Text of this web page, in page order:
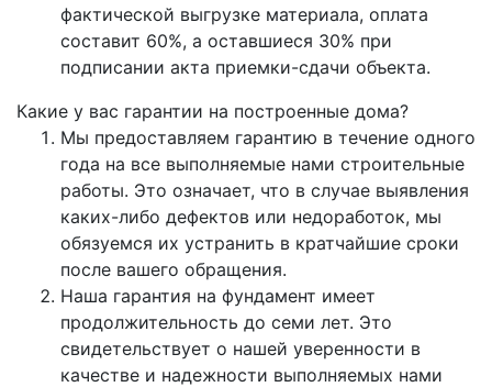
фактической выгрузке материала, оплата
составит 60%, а оставшиеся 30% при
подписании акта приемки-сдачи объекта.
Какие у вас гарантии на построенные дома?
Мы предоставляем гарантию в течение одного
года на все выполняемые нами строительные
работы. Это означает, что в случае выявления
каких-либо дефектов или недоработок, мы
обязуемся их устранить в кратчайшие сроки
после вашего обращения.
Наша гарантия на фундамент имеет
продолжительность до семи лет. Это
свидетельствует о нашей уверенности в
качестве и надежности выполняемых нами